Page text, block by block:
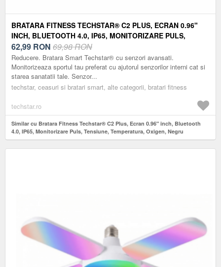
BRATARA FITNESS TECHSTAR® C2 PLUS, ECRAN 0.96"
INCH, BLUETOOTH 4.0, IP65, MONITORIZARE PULS,
TENSIUNE, TEMPERATURA, OXIGEN, NEGRU
62,99 RON 69,98 RON
Reducere. Bratara Smart Techstar® cu senzori avansati.
Monitorizeaza sportul tau preferat cu ajutorul senzorilor interni cat si
starea sanatatii tale. Senzor...
techstar, ceasuri si bratari smart, alte categorii, bratari fitness
techstar.ro
Similar cu Bratara Fitness Techstar® C2 Plus, Ecran 0.96" inch, Bluetooth
4.0, IP65, Monitorizare Puls, Tensiune, Temperatura, Oxigen, Negru